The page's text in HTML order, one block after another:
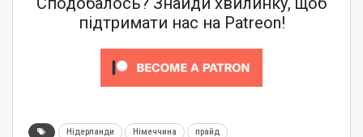
підтримати нас на Patreon!
Нідерланди Німеччина прайд